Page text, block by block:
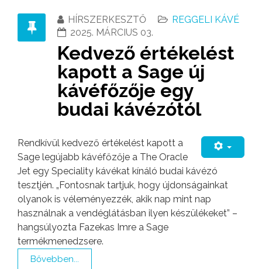
HÍRSZERKESZTŐ
REGGELI KÁVÉ
2025. MÁRCIUS 03.
Kedvező értékelést
kapott a Sage új
kávéfőzője egy
budai kávézótól
Rendkívül kedvező értékelést kapott a
Sage legújabb kávéfőzője a The Oracle
Jet egy Speciality kávékat kínáló budai kávézó
tesztjén. „Fontosnak tartjuk, hogy újdonságainkat
olyanok is véleményezzék, akik nap mint nap
használnak a vendéglátásban ilyen készülékeket” –
hangsúlyozta Fazekas Imre a Sage
termékmenedzsere.
Bővebben...